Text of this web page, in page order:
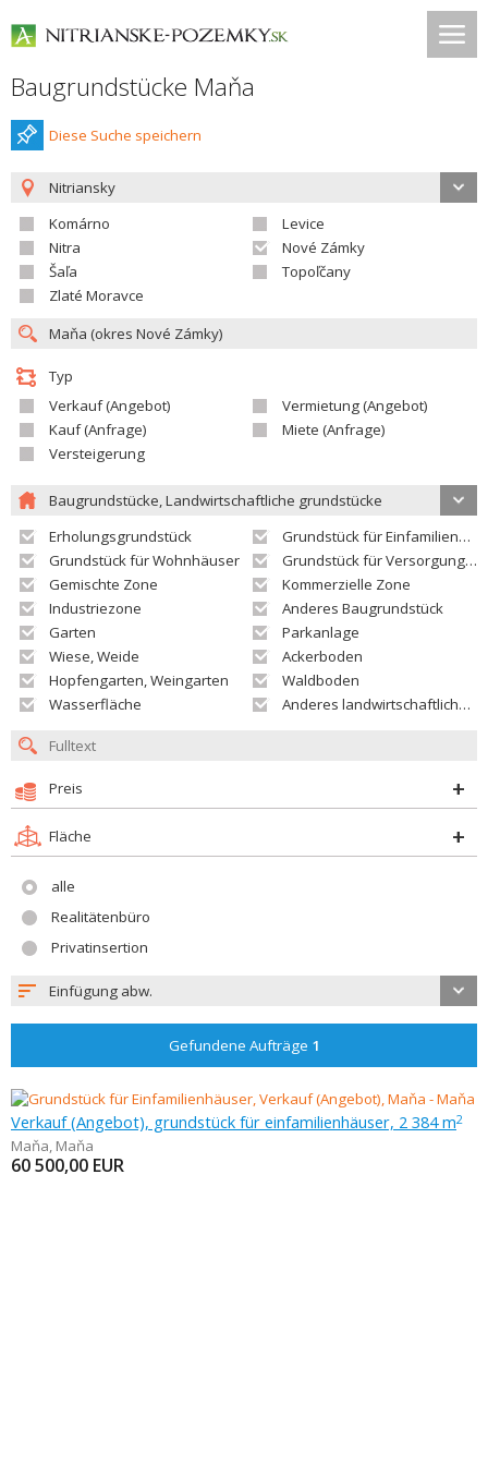
Baugrundstücke Maňa
Diese Suche speichern
Nitriansky
Komárno
Levice
Nitra
Nové Zámky
Šaľa
Topoľčany
Zlaté Moravce
Typ
Verkauf (Angebot)
Vermietung (Angebot)
Kauf (Anfrage)
Miete (Anfrage)
Versteigerung
Baugrundstücke, Landwirtschaftliche grundstücke
Erholungsgrundstück
Grundstück für Einfamilienhäuser
Grundstück für Wohnhäuser
Grundstück für Versorgungseinrichtungen
Gemischte Zone
Kommerzielle Zone
Industriezone
Anderes Baugrundstück
Garten
Parkanlage
Wiese, Weide
Ackerboden
Hopfengarten, Weingarten
Waldboden
Wasserfläche
Anderes landwirtschaftliches Grundstück
Preis
Fläche
alle
Realitätenbüro
Privatinsertion
Einfügung abw.
Gefundene Aufträge 1
Verkauf (Angebot), grundstück für einfamilienhäuser, 2 384 m2
Maňa, Maňa
60 500,00 EUR